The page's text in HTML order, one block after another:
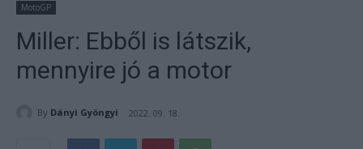
MotoGP
Miller: Ebből is látszik,
mennyire jó a motor
By Dányi Gyöngyi 2022. 09. 18.